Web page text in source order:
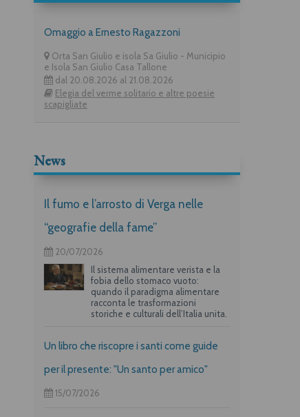
Omaggio a Ernesto Ragazzoni
Orta San Giulio e isola Sa Giulio - Municipio
e Isola San Giulio Casa Tallone
dal 20.08.2026 al 21.08.2026
Elegia del verme solitario e altre poesie
scapigliate
News
Il fumo e l’arrosto di Verga nelle
“geografie della fame”
20/07/2026
Il sistema alimentare verista e la
fobia dello stomaco vuoto:
quando il paradigma alimentare
racconta le trasformazioni
storiche e culturali dell’Italia unita.
Un libro che riscopre i santi come guide
per il presente: "Un santo per amico"
15/07/2026